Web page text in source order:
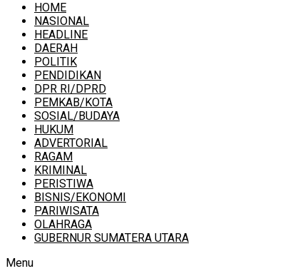
HOME
NASIONAL
HEADLINE
DAERAH
POLITIK
PENDIDIKAN
DPR RI/DPRD
PEMKAB/KOTA
SOSIAL/BUDAYA
HUKUM
ADVERTORIAL
RAGAM
KRIMINAL
PERISTIWA
BISNIS/EKONOMI
PARIWISATA
OLAHRAGA
GUBERNUR SUMATERA UTARA
Menu